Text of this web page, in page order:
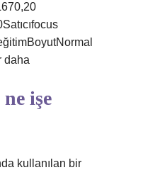
daha
işe
kullanılan bir